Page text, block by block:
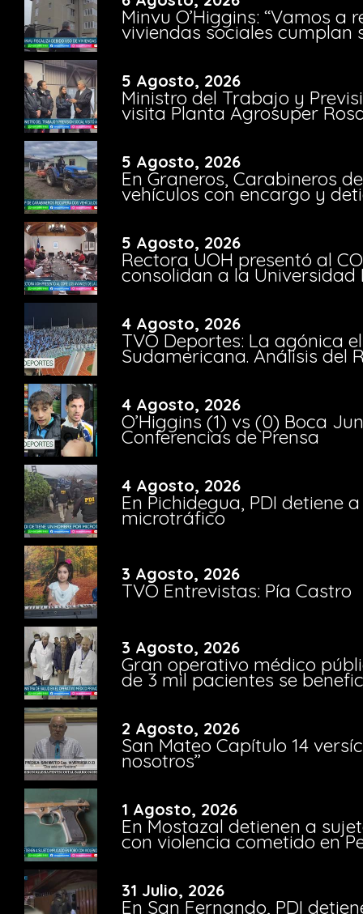
Minvu O’Higgins: “Vamos a
viviendas sociales cumplan
5 Agosto, 2026
Ministro del Trabajo y
visita Planta Agrosuper
5 Agosto, 2026
En Graneros, Carabineros
vehículos con encargo y
5 Agosto, 2026
Rectora UOH presentó al
consolidan a la Universidad
4 Agosto, 2026
TVO Deportes: La agónica
Sudamericana. Análisis del
4 Agosto, 2026
O’Higgins (1) vs (0) Boca
Conferencias de Prensa
4 Agosto, 2026
En Pichidegua, PDI detiene
microtráfico
3 Agosto, 2026
TVO Entrevistas: Pía Castro
3 Agosto, 2026
Gran operativo médico
de 3 mil pacientes se
2 Agosto, 2026
San Mateo Capítulo 14
nosotros”
1 Agosto, 2026
En Mostazal detienen a
con violencia cometido en
31 Julio, 2026
En San Fernando, PDI